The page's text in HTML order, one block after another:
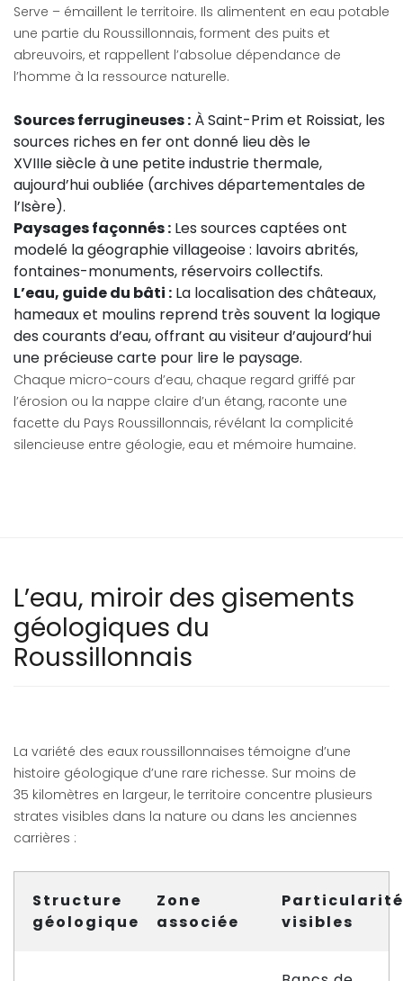
Serve – émaillent le territoire. Ils alimentent en eau potable
une partie du Roussillonnais, forment des puits et
abreuvoirs, et rappellent l’absolue dépendance de
l’homme à la ressource naturelle.
Sources ferrugineuses : À Saint-Prim et Roissiat, les
sources riches en fer ont donné lieu dès le
XVIIIe siècle à une petite industrie thermale,
aujourd’hui oubliée (archives départementales de
l’Isère).
Paysages façonnés : Les sources captées ont
modelé la géographie villageoise : lavoirs abrités,
fontaines-monuments, réservoirs collectifs.
L’eau, guide du bâti : La localisation des châteaux,
hameaux et moulins reprend très souvent la logique
des courants d’eau, offrant au visiteur d’aujourd’hui
une précieuse carte pour lire le paysage.
Chaque micro-cours d’eau, chaque regard griffé par
l’érosion ou la nappe claire d’un étang, raconte une
facette du Pays Roussillonnais, révélant la complicité
silencieuse entre géologie, eau et mémoire humaine.
L’eau, miroir des gisements
géologiques du
Roussillonnais
La variété des eaux roussillonnaises témoigne d’une
histoire géologique d’une rare richesse. Sur moins de
35 kilomètres en largeur, le territoire concentre plusieurs
strates visibles dans la nature ou dans les anciennes
carrières :
Structure
géologique
Zone
associée
visibles